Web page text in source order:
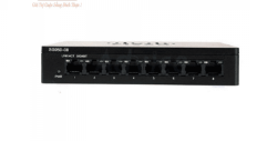
Add to
wishlist